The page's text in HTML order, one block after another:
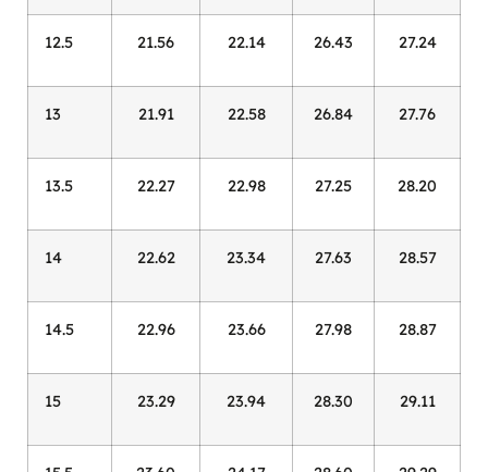
12.5 21.56 22.14 26.43 27.24
13 21.91 22.58 26.84 27.76
13.5 22.27 22.98 27.25 28.20
14 22.62 23.34 27.63 28.57
14.5 22.96 23.66 27.98 28.87
15 23.29 23.94 28.30 29.11